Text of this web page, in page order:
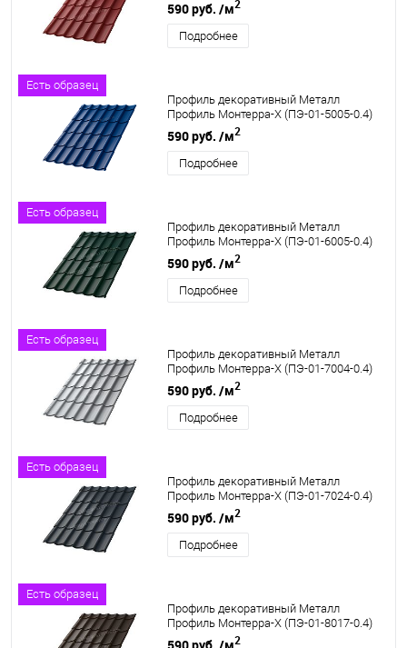
590 руб. /м2
Подробнее
Есть образец
Профиль декоративный Металл
Профиль Монтерра-X (ПЭ-01-5005-0.4)
590 руб. /м2
Подробнее
Есть образец
Профиль декоративный Металл
Профиль Монтерра-X (ПЭ-01-6005-0.4)
590 руб. /м2
Подробнее
Есть образец
Профиль декоративный Металл
Профиль Монтерра-X (ПЭ-01-7004-0.4)
590 руб. /м2
Подробнее
Есть образец
Профиль декоративный Металл
Профиль Монтерра-X (ПЭ-01-7024-0.4)
590 руб. /м2
Подробнее
Есть образец
Профиль декоративный Металл
Профиль Монтерра-X (ПЭ-01-8017-0.4)
590 руб. /м2